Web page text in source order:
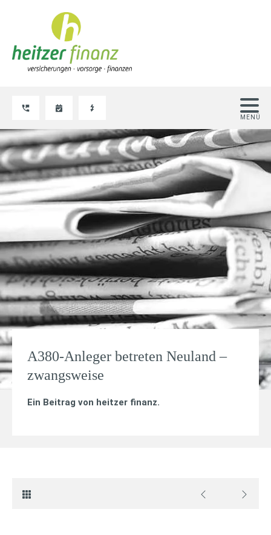
A380-Anleger betreten Neuland –
zwangsweise
Ein Beitrag von heitzer finanz.